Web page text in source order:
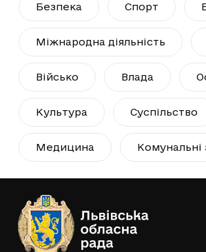
Безпека Спорт
Міжнародна діяльність
Військо Влада
Культура Суспільство
Медицина Комунальні